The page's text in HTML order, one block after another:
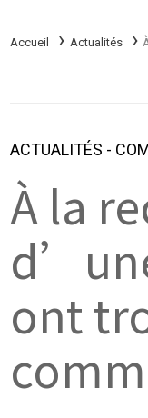
Accueil Actualités
ACTUALITÉS -
À la
ont